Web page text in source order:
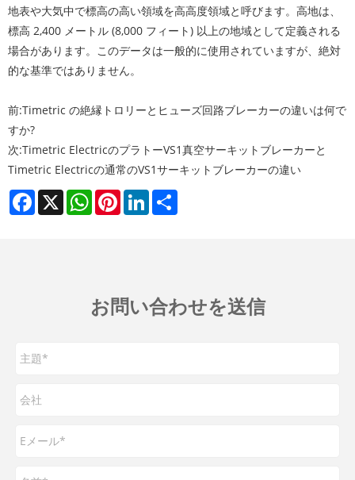
地表や大気中で標高の高い領域を高高度領域と呼びます。高地は、
標高 2,400 メートル (8,000 フィート) 以上の地域として定義される
場合があります。このデータは一般的に使用されていますが、絶対
的な基準ではありません。
前:Timetric の絶縁トロリーとヒューズ回路ブレーカーの違いは何で
すか?
次:Timetric ElectricのプラトーVS1真空サーキットブレーカーと
Timetric Electricの通常のVS1サーキットブレーカーの違い
Facebook
X WhatsAppPinterestLinkedIn
お問い合わせを送信